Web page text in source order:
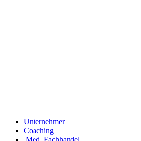
Unternehmer
Coaching
Med. Fachhandel